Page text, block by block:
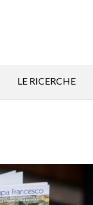
LE RICERCHE